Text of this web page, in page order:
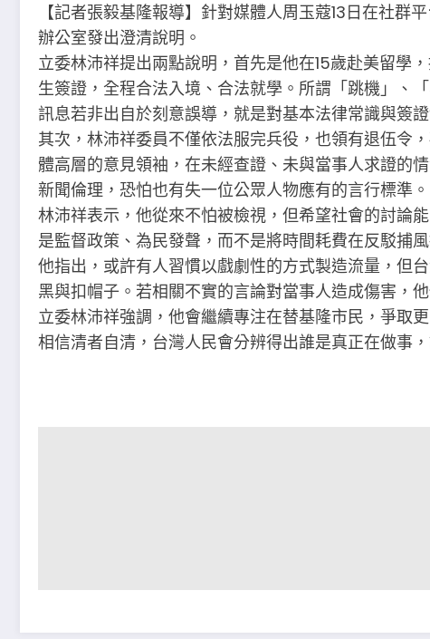
【記者張毅基隆報導】針對媒體人周玉蔻13日在社群
辦公室發出澄清說明。
立委林沛祥提出兩點說明，首先是他在15歲赴美留學
生簽證，全程合法入境、合法就學。所謂「跳機」、
訊息若非出自於刻意誤導，就是對基本法律常識與簽
其次，林沛祥委員不僅依法服完兵役，也領有退伍令
體高層的意見領袖，在未經查證、未與當事人求證的
新聞倫理，恐怕也有失一位公眾人物應有的言行標準。
林沛祥表示，他從來不怕被檢視，但希望社會的討論
是監督政策、為民發聲，而不是將時間耗費在反駁捕
他指出，或許有人習慣以戲劇性的方式製造流量，但
黑與扣帽子。若相關不實的言論對當事人造成傷害，
立委林沛祥強調，他會繼續專注在替基隆市民，爭取
相信清者自清，台灣人民會分辨得出誰是真正在做事